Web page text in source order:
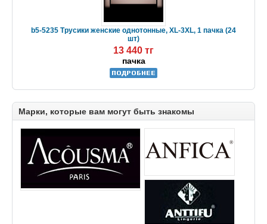
b5-5235 Трусики женские однотонные, XL-3XL, 1 пачка (24
шт)
13 440 тг
пачка
Марки, которые вам могут быть знакомы